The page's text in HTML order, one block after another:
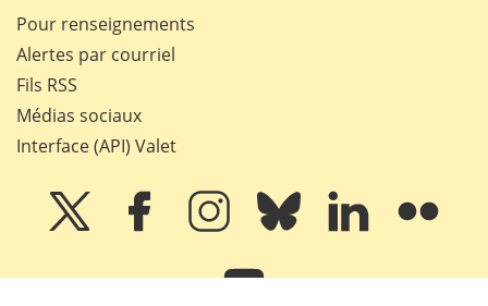
Pour renseignements
Alertes par courriel
Fils RSS
Médias sociaux
Interface (API) Valet